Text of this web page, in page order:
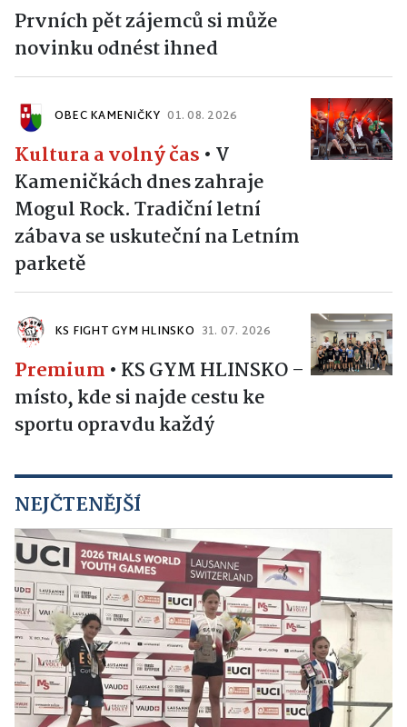
Prvních pět zájemců si může
novinku odnést ihned
OBEC KAMENIČKY 01. 08. 2026
Kultura a volný čas • V
Kameničkách dnes zahraje
Mogul Rock. Tradiční letní
zábava se uskuteční na Letním
parketě
KS FIGHT GYM HLINSKO 31. 07. 2026
Premium • KS GYM HLINSKO –
místo, kde si najde cestu ke
sportu opravdu každý
NEJČTENĚJŠÍ